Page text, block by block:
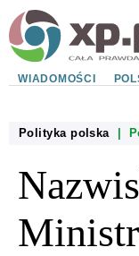
WIADOMOŚCI
Polityka polska|